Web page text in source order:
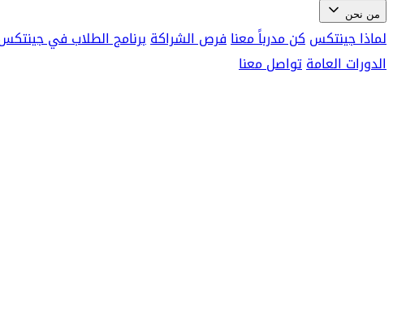
من نحن
لماذا جينتكسكن مدرباً معنافرص الشراكةبرنامج الطلاب في
الدورات العامةتواصل معنا